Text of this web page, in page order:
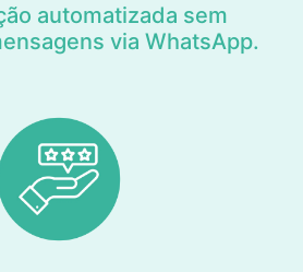
automatizada sem
via WhatsApp.